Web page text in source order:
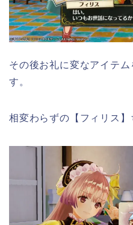
その後お礼に変なアイテ
す。
相変わらずの【フィリス】